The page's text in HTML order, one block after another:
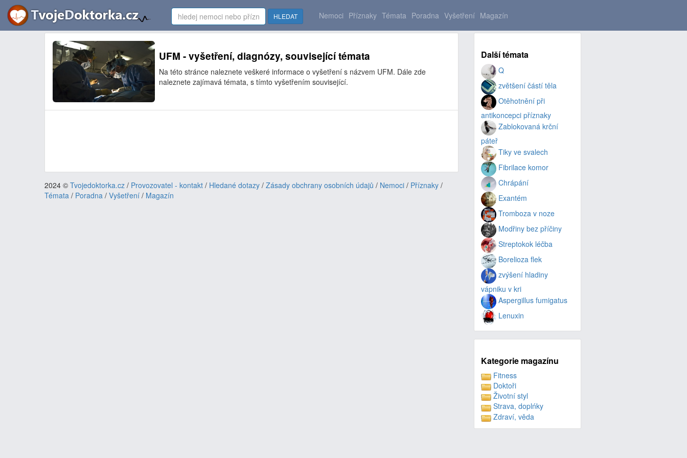
HLEDAT Nemoci Příznaky Témata Poradna Vyšetření Magazín
UFM - vyšetření, diagnózy, související témata
Na této stránce naleznete veškeré informace o vyšetření s názvem UFM. Dále zde
naleznete zajímavá témata, s tímto vyšetřením související.
2024 © Tvojedoktorka.cz / Provozovatel - kontakt / Hledané dotazy / Zásady obchrany osobních údajů / Nemoci / Příznaky /
Témata / Poradna / Vyšetření / Magazín
Další témata
Q
zvětšení částí těla
Otěhotnění při
antikoncepci příznaky
Zablokovaná krční
páteř
Tiky ve svalech
Fibrilace komor
Chrápání
Exantém
Tromboza v noze
Modřiny bez příčiny
Streptokok léčba
Borelioza flek
zvýšení hladiny
vápniku v kri
Aspergillus fumigatus
Lenuxin
Kategorie magazínu
Fitness
Doktoři
Životní styl
Strava, doplńky
Zdraví, věda